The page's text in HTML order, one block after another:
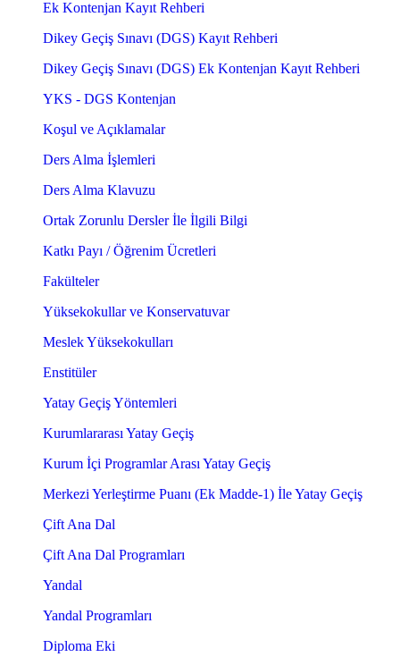
Ek Kontenjan Kayıt Rehberi
Dikey Geçiş Sınavı (DGS) Kayıt Rehberi
Dikey Geçiş Sınavı (DGS) Ek Kontenjan Kayıt Rehberi
YKS - DGS Kontenjan
Koşul ve Açıklamalar
Ders Alma İşlemleri
Ders Alma Klavuzu
Ortak Zorunlu Dersler İle İlgili Bilgi
Katkı Payı / Öğrenim Ücretleri
Fakülteler
Yüksekokullar ve Konservatuvar
Meslek Yüksekokulları
Enstitüler
Yatay Geçiş Yöntemleri
Kurumlararası Yatay Geçiş
Kurum İçi Programlar Arası Yatay Geçiş
Merkezi Yerleştirme Puanı (Ek Madde-1) İle Yatay Geçiş
Çift Ana Dal
Çift Ana Dal Programları
Yandal
Yandal Programları
Diploma Eki